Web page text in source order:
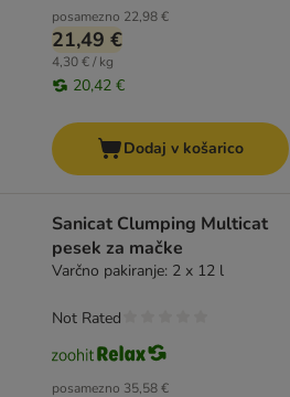
posamezno 22,98 €
21,49 €
4,30 € / kg
20,42 €
Dodaj v košarico
Sanicat Clumping Multicat
pesek za mačke
Varčno pakiranje: 2 x 12 l
posamezno 35,58 €
Not Rated